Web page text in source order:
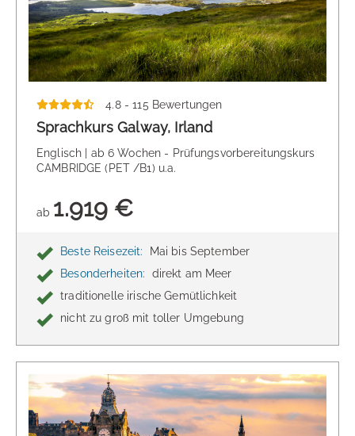
4.8 - 115 Bewertungen
Sprachkurs Galway, Irland
Englisch | ab 6 Wochen - Prüfungsvorbereitungskurs
CAMBRIDGE (PET /B1) u.a.
ab 1.919 €
Beste Reisezeit:
Mai bis September
Besonderheiten:
direkt am Meer
traditionelle irische Gemütlichkeit
nicht zu groß mit toller Umgebung